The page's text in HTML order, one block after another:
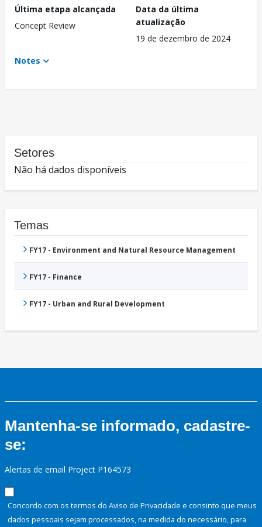
Última etapa alcançada
Concept Review
Data da última
atualização
19 de dezembro de 2024
Notes
Setores
Não há dados disponíveis
Temas
FY17 - Environment and Natural Resource Management
FY17 - Finance
FY17 - Urban and Rural Development
Mantenha-se informado, cadastre-
se:
Alertas de email Project P164573
Concordo com os termos do Aviso de Privacidade e consinto que meus
dados pessoais sejam processados, na medida do necessário, para